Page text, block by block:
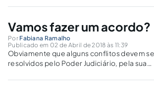
Vamos fazer um acordo?
Por Fabiana Ramalho
Publicado em 02 de Abril de 2018 às 11:39
Obviamente que alguns conflitos devem
resolvidos pelo Poder Judiciário, pela sua
Judiciário que é previsão constitucional,